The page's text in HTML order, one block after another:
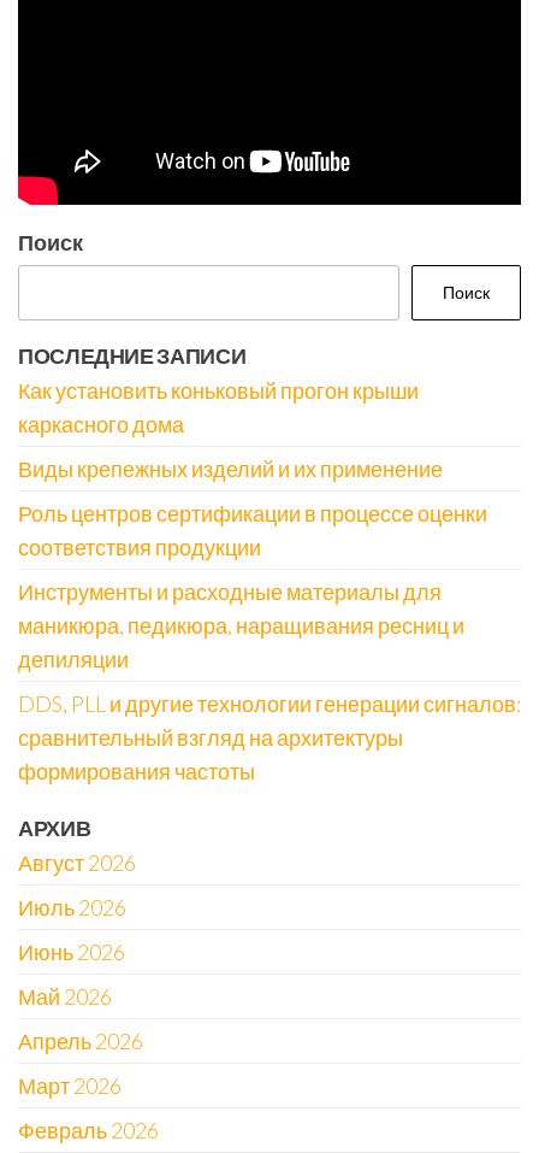
Поиск
Поиск
ПОСЛЕДНИЕ ЗАПИСИ
Как установить коньковый прогон крыши
каркасного дома
Виды крепежных изделий и их применение
Роль центров сертификации в процессе оценки
соответствия продукции
Инструменты и расходные материалы для
маникюра, педикюра, наращивания ресниц и
депиляции
DDS, PLL и другие технологии генерации сигналов:
сравнительный взгляд на архитектуры
формирования частоты
АРХИВ
Август 2026
Июль 2026
Июнь 2026
Май 2026
Апрель 2026
Март 2026
Февраль 2026